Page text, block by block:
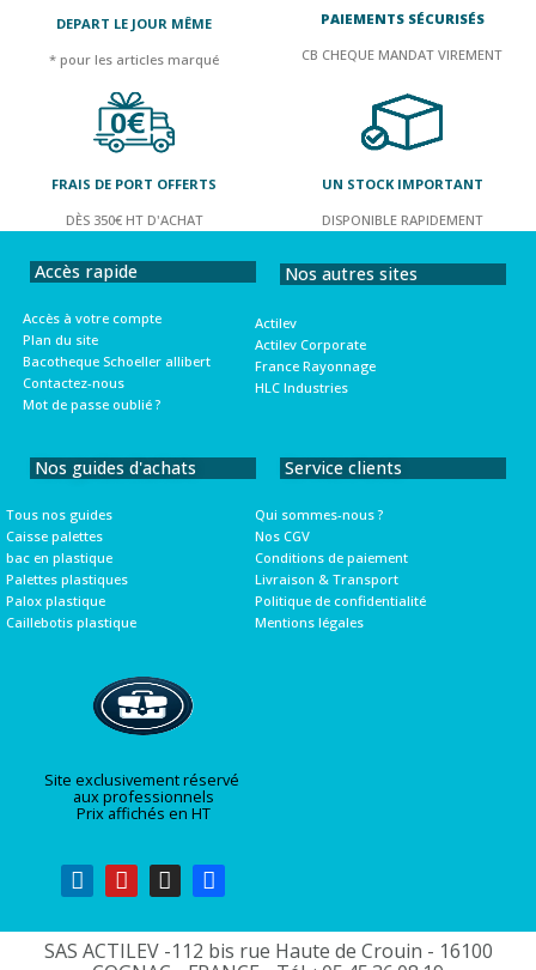
DEPART LE JOUR MÊME
* pour les articles marqué
PAIEMENTS SÉCURISÉS
CB CHEQUE MANDAT VIREMENT
FRAIS DE PORT OFFERTS
DÈS 350€ HT D'ACHAT
UN STOCK IMPORTANT
DISPONIBLE RAPIDEMENT
Accès rapide
Accès à votre compte
Plan du site
Bacotheque Schoeller allibert
Contactez-nous
Mot de passe oublié ?
Nos autres sites
Actilev
Actilev Corporate
France Rayonnage
HLC Industries
Nos guides d'achats
Tous nos guides
Caisse palettes
bac en plastique
Palettes plastiques
Palox plastique
Caillebotis plastique
Service clients
Qui sommes-nous ?
Nos CGV
Conditions de paiement
Livraison & Transport
Politique de confidentialité
Mentions légales
Site exclusivement réservé
aux professionnels
Prix affichés en HT
SAS ACTILEV -112 bis rue Haute de Crouin - 16100